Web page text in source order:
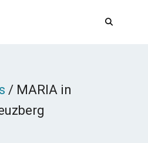
/ MARIA in